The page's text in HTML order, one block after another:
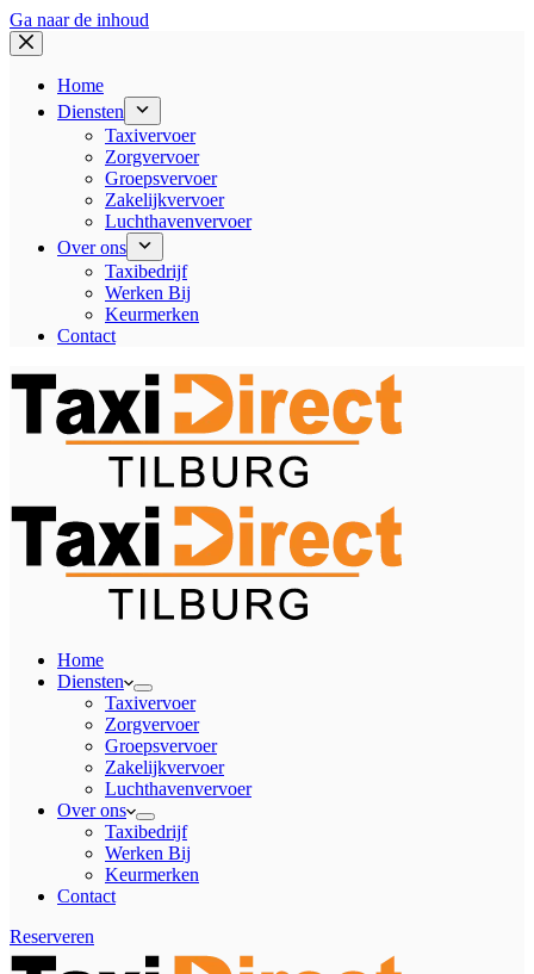
Ga naar de inhoud
Home
Diensten
Taxivervoer
Zorgvervoer
Groepsvervoer
Zakelijkvervoer
Luchthavenvervoer
Over ons
Taxibedrijf
Werken Bij
Keurmerken
Contact
Home
Diensten
Taxivervoer
Zorgvervoer
Groepsvervoer
Zakelijkvervoer
Luchthavenvervoer
Over ons
Taxibedrijf
Werken Bij
Keurmerken
Contact
Reserveren